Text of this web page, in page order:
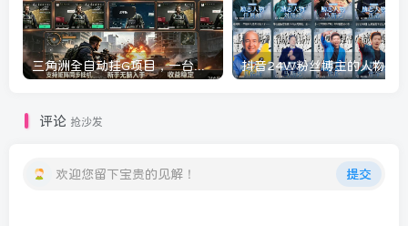
三角洲全自动挂G项目，一台电脑即可操作，防封稳账号，日收益300+，收益全程包回收，省心稳賺【揭秘】
评论 抢沙发
欢迎您留下宝贵的见解！ 提交